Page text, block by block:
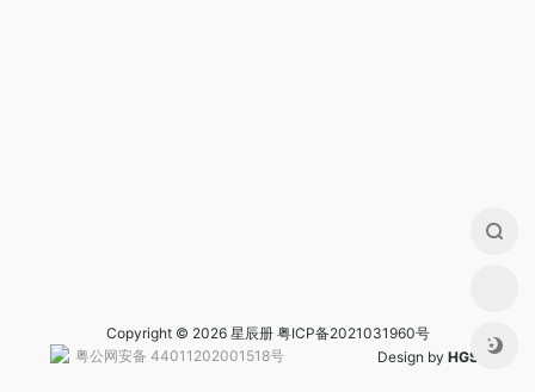
Copyright © 2026 星辰册 粤ICP备2021031960号
粤公网安备 44011202001518号Design by HGS